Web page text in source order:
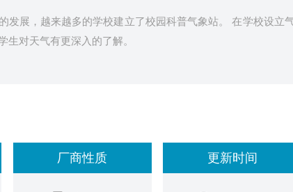
发展，越来越多的学校建立了校园科普气象站。 在学校设立
生对天气有更深入的了解。
厂商性质 更新时间